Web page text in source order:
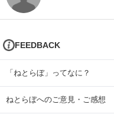
FEEDBACK
「ねとらぼ」ってなに？
ねとらぼへのご意見・ご感想